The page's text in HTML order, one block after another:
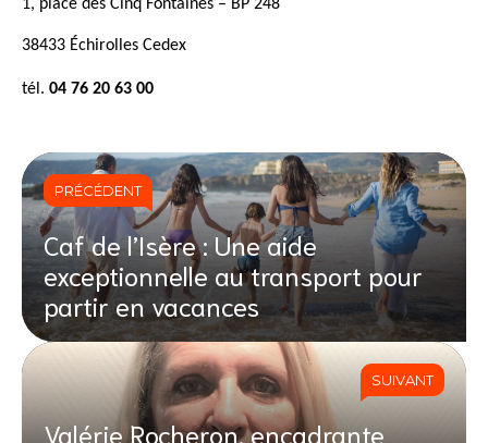
1, place des Cinq Fontaines – BP 248
38433 Échirolles Cedex
tél. 04 76 20 63 00
PRÉCÉDENT
Caf de l’Isère : Une aide
exceptionnelle au transport pour
partir en vacances
SUIVANT
Valérie Rocheron, encadrante